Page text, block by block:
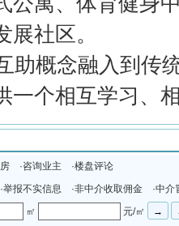
社区。
概念融入到传
一个相互学习、
·咨询业主 ·楼盘评论
报不实信息 ·非中介收取佣金 ·中介
㎡ 元/㎡